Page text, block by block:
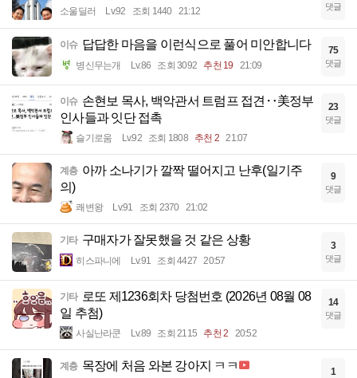
소울딜러 Lv.92 조회 1440 21:12 댓글
이슈 답답한 마음을 이런식으로 풀어 미안합니다
병신무는개 Lv.86 조회 3092 추천 19 21:09
75
댓글
이슈 손현보 목사, 백악관서 트럼프 접견‥美정부
인사들과 잇단 접촉
슬기로움 Lv.92 조회 1808 추천 2 21:07
23
댓글
계층 아까 소나기가 깔짝 떨어지고 난후(일기주
의)
쾌변왕 Lv.91 조회 2370 21:02
9
댓글
기타 구매자가 잘못했을 것 같은 상황
히스파니에 Lv.91 조회 4427 20:57
3
댓글
기타 로또 제1236회차 당첨번호 (2026년 08월 08
일 추첨)
사실난라쿤 Lv.89 조회 2115 추천 2 20:52
14
댓글
계층 목장에 처음 와본 강아지 ㅋㅋ 1